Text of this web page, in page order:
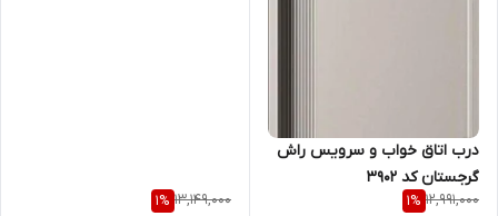
درب اتاق خواب و سرویس راش
گرجستان کد ۳۹۰۲
12,991,000
1%
13,149,000
1%